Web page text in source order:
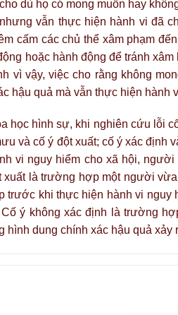
dù họ có mong muốn hay
vẫn thực hiện hành vi đã
cấm các chủ thể xâm phạm
hoặc hành động để tránh
vì vậy, việc cho rằng không
hậu quả mà vẫn thực hiện hành
học hình sự, khi nghiên cứu lỗi
và cố ý đột xuất; cố ý xác định
vi nguy hiểm cho xã hội,
xuất là trường hợp một người
trước khi thực hiện hành vi
ý không xác định là trường
hình dung chính xác hậu quả xảy